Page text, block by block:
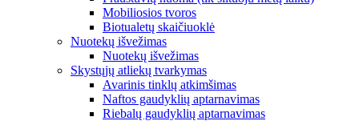
Mobiliosios tvoros
Biotualetų skaičiuoklė
Nuotekų išvežimas
Nuotekų išvežimas
Skystųjų atliekų tvarkymas
Avarinis tinklų atkimšimas
Naftos gaudyklių aptarnavimas
Riebalų gaudyklių aptarnavimas